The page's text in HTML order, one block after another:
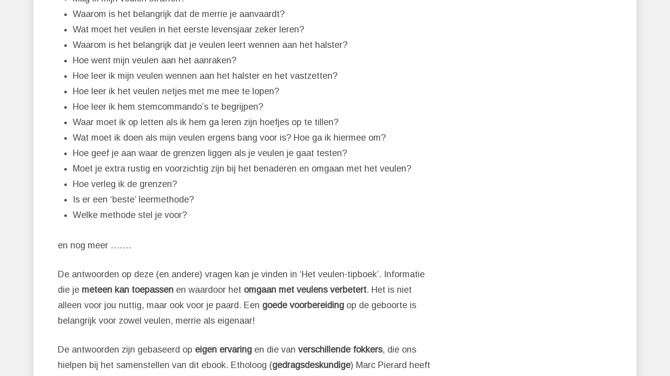
Waarom is het belangrijk dat de merrie je aanvaardt?
Wat moet het veulen in het eerste levensjaar zeker leren?
Waarom is het belangrijk dat je veulen leert wennen aan het halster?
Hoe went mijn veulen aan het aanraken?
Hoe leer ik mijn veulen wennen aan het halster en het vastzetten?
Hoe leer ik het veulen netjes met me mee te lopen?
Hoe leer ik hem stemcommando’s te begrijpen?
Waar moet ik op letten als ik hem ga leren zijn hoefjes op te tillen?
Wat moet ik doen als mijn veulen ergens bang voor is? Hoe ga ik hiermee om?
Hoe geef je aan waar de grenzen liggen als je veulen je gaat testen?
Moet je extra rustig en voorzichtig zijn bij het benaderen en omgaan met het veulen?
Hoe verleg ik de grenzen?
Is er een ‘beste’ leermethode?
Welke methode stel je voor?
en nog meer …….
De antwoorden op deze (en andere) vragen kan je vinden in ‘Het veulen-tipboek’. Informatie
die je meteen kan toepassenen waardoor het omgaan met veulens verbetert. Het is niet
alleen voor jou nuttig, maar ook voor je paard. Een goede voorbereidingop de geboorte is
belangrijk voor zowel veulen, merrie als eigenaar!
De antwoorden zijn gebaseerd op eigen ervaringen die van verschillende fokkers, die ons
hielpen bij het samenstellen van dit ebook. Etholoog (gedragsdeskundige) Marc Pierard heeft